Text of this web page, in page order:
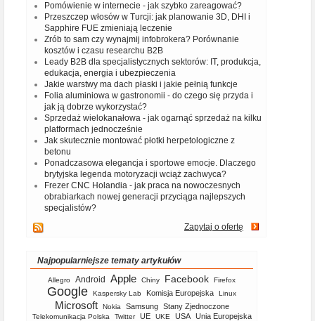
Pomówienie w internecie - jak szybko zareagować?
Przeszczep włosów w Turcji: jak planowanie 3D, DHI i
Sapphire FUE zmieniają leczenie
Zrób to sam czy wynajmij infobrokera? Porównanie
kosztów i czasu researchu B2B
Leady B2B dla specjalistycznych sektorów: IT, produkcja,
edukacja, energia i ubezpieczenia
Jakie warstwy ma dach płaski i jakie pełnią funkcje
Folia aluminiowa w gastronomii - do czego się przyda i
jak ją dobrze wykorzystać?
Sprzedaż wielokanałowa - jak ogarnąć sprzedaż na kilku
platformach jednocześnie
Jak skutecznie montować płotki herpetologiczne z
betonu
Ponadczasowa elegancja i sportowe emocje. Dlaczego
brytyjska legenda motoryzacji wciąż zachwyca?
Frezer CNC Holandia - jak praca na nowoczesnych
obrabiarkach nowej generacji przyciąga najlepszych
specjalistów?
Zapytaj o ofertę
Najpopularniejsze tematy artykułów
Allegro Android Apple Chiny Facebook Firefox
Google Kaspersky Lab Komisja Europejska Linux
Microsoft Nokia Samsung Stany Zjednoczone
Telekomunikacja Polska Twitter UE UKE USA Unia Europejska